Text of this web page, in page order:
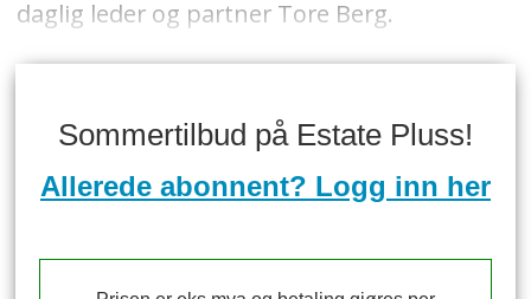
daglig leder og partner Tore Berg.
Sommertilbud på Estate Pluss!
Allerede abonnent? Logg inn her